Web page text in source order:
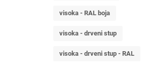
visoka - RAL boja
visoka - drveni stup
visoka - drveni stup - RAL